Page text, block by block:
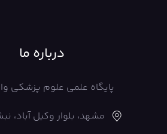
درباره ما
پایگاه علمی علوم پزشکی
مشهد، بلوار وکیل آباد،